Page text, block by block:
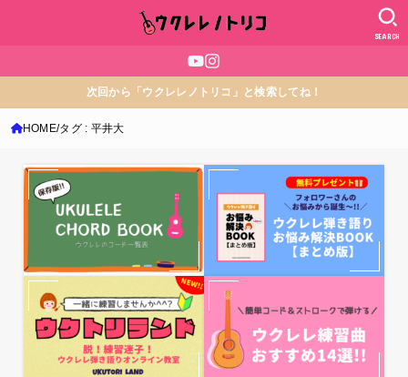
SEARCH
次回から「ウクレレノトリコ」と検索してね！
HOME タグ : 平井大